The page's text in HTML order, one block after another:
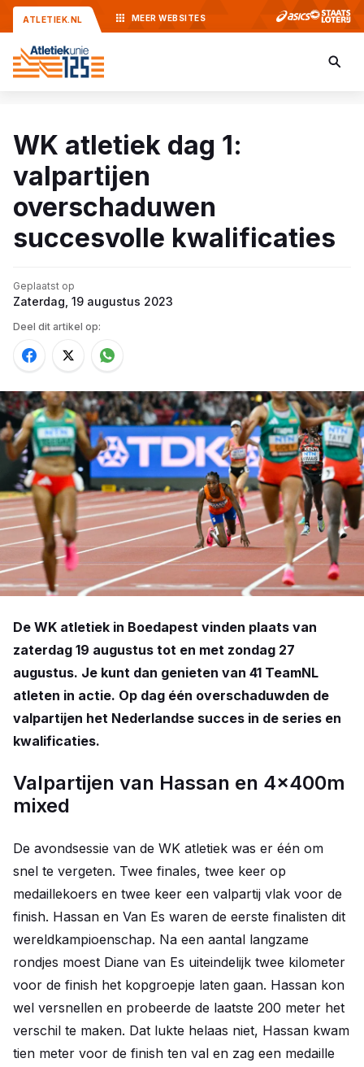
ATLETIEK.NL MEER WEBSITES
WK atletiek dag 1:
valpartijen
overschaduwen
succesvolle kwalificaties
Geplaatst op
Zaterdag, 19 augustus 2023
Deel dit artikel op:
De WK atletiek in Boedapest vinden plaats van
zaterdag 19 augustus tot en met zondag 27
augustus. Je kunt dan genieten van 41 TeamNL
atleten in actie. Op dag één overschaduwden de
valpartijen het Nederlandse succes in de series en
kwalificaties.
Valpartijen van Hassan en 4x400m
mixed
De avondsessie van de WK atletiek was er één om
snel te vergeten. Twee finales, twee keer op
medaillekoers en twee keer een valpartij vlak voor de
finish. Hassan en Van Es waren de eerste finalisten dit
wereldkampioenschap. Na een aantal langzame
rondjes moest Diane van Es uiteindelijk twee kilometer
voor de finish het kopgroepje laten gaan. Hassan kon
wel versnellen en probeerde de laatste 200 meter het
verschil te maken. Dat lukte helaas niet, Hassan kwam
tien meter voor de finish ten val en zag een medaille